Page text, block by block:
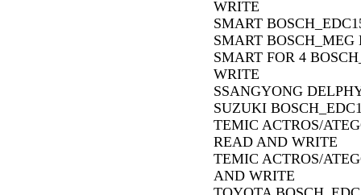
WRITE
SMART
SMART
SMART FOR 4
WRITE
SSANGYONG
SUZUKI
TEMIC ACTROS/
READ AND WRITE
TEMIC ACTROS/
AND WRITE